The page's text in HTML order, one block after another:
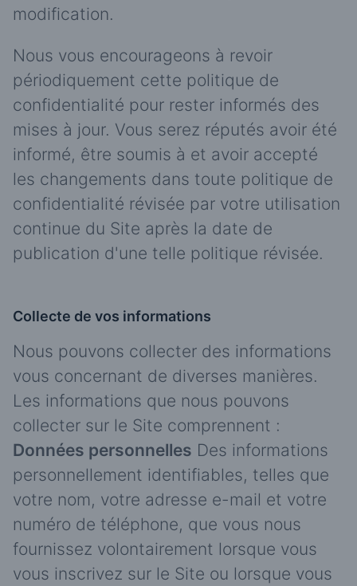
modification.
Nous vous encourageons à revoir
périodiquement cette politique de
confidentialité pour rester informés des
mises à jour. Vous serez réputés avoir été
informé, être soumis à et avoir accepté
les changements dans toute politique de
confidentialité révisée par votre utilisation
continue du Site après la date de
publication d'une telle politique révisée.
Collecte de vos informations
Nous pouvons collecter des informations
vous concernant de diverses manières.
Les informations que nous pouvons
collecter sur le Site comprennent :
Données personnelles Des informations
personnellement identifiables, telles que
votre nom, votre adresse e-mail et votre
numéro de téléphone, que vous nous
fournissez volontairement lorsque vous
vous inscrivez sur le Site ou lorsque vous